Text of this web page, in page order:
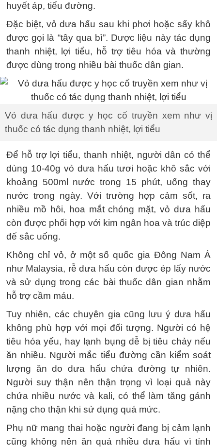
huyết áp, tiểu đường.
Đặc biệt, vỏ dưa hấu sau khi phơi hoặc sấy khô
được gọi là “tây qua bì”. Dược liệu này tác dụng
thanh nhiệt, lợi tiểu, hỗ trợ tiêu hóa và thường
được dùng trong nhiều bài thuốc dân gian.
Vỏ dưa hấu được y học cổ truyền xem như vị
thuốc có tác dụng thanh nhiệt, lợi tiểu
Để hỗ trợ lợi tiểu, thanh nhiệt, người dân có thể
dùng 10-40g vỏ dưa hấu tươi hoặc khô sắc với
khoảng 500ml nước trong 15 phút, uống thay
nước trong ngày. Với trường hợp cảm sốt, ra
nhiều mồ hôi, hoa mắt chóng mặt, vỏ dưa hấu
còn được phối hợp với kim ngân hoa và trúc diệp
để sắc uống.
Không chỉ vỏ, ở một số quốc gia Đông Nam Á
như Malaysia, rễ dưa hấu còn được ép lấy nước
và sử dụng trong các bài thuốc dân gian nhằm
hỗ trợ cầm máu.
Tuy nhiên, các chuyên gia cũng lưu ý dưa hấu
không phù hợp với mọi đối tượng. Người có hệ
tiêu hóa yếu, hay lạnh bụng dễ bị tiêu chảy nếu
ăn nhiều. Người mắc tiểu đường cần kiểm soát
lượng ăn do dưa hấu chứa đường tự nhiên.
Người suy thận nên thận trọng vì loại quả này
chứa nhiều nước và kali, có thể làm tăng gánh
nặng cho thận khi sử dụng quá mức.
Phụ nữ mang thai hoặc người đang bị cảm lạnh
cũng không nên ăn quá nhiều dưa hấu vì tính